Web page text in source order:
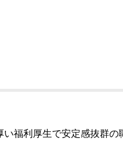
福利厚生で安定感抜群の